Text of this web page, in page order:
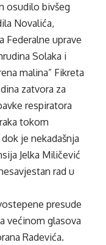
osudilo bivšeg
Novalića,
Federalne uprave
Solaka i
malina” Fikreta
zatvora za
respiratora
tokom
je nekadašnja
Jelka Miličević
rad u
presude
većinom glasova
Radevića.